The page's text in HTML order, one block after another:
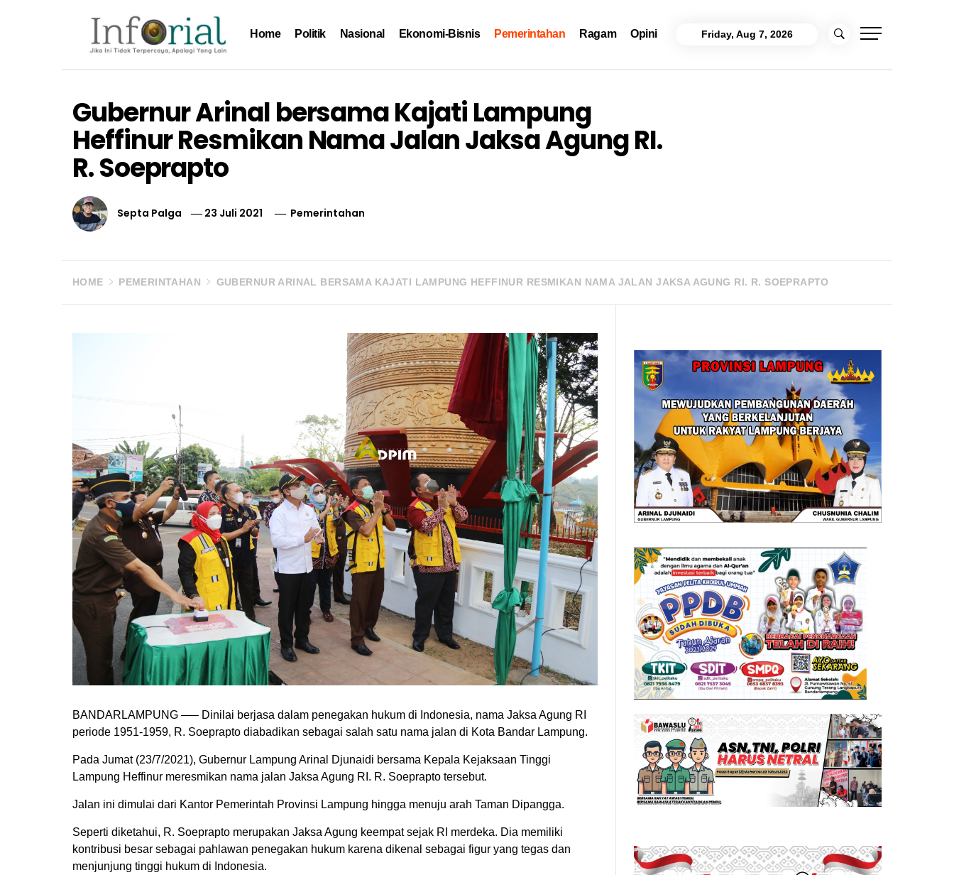
content
Home Politik Nasional Ekonomi-Bisnis Pemerintahan Ragam Opini Friday, Aug 7, 2026
Gubernur Arinal bersama Kajati Lampung
Heffinur Resmikan Nama Jalan Jaksa Agung RI.
R. Soeprapto
Septa Palga 23 Juli 2021 Pemerintahan
HOME PEMERINTAHAN GUBERNUR ARINAL BERSAMA KAJATI LAMPUNG HEFFINUR RESMIKAN NAMA JALAN JAKSA AGUNG RI. R. SOEPRAPTO
BANDARLAMPUNG —– Dinilai berjasa dalam penegakan hukum di Indonesia, nama Jaksa Agung RI
periode 1951-1959, R. Soeprapto diabadikan sebagai salah satu nama jalan di Kota Bandar Lampung.
Pada Jumat (23/7/2021), Gubernur Lampung Arinal Djunaidi bersama Kepala Kejaksaan Tinggi
Lampung Heffinur meresmikan nama jalan Jaksa Agung RI. R. Soeprapto tersebut.
Jalan ini dimulai dari Kantor Pemerintah Provinsi Lampung hingga menuju arah Taman Dipangga.
Seperti diketahui, R. Soeprapto merupakan Jaksa Agung keempat sejak RI merdeka. Dia memiliki
kontribusi besar sebagai pahlawan penegakan hukum karena dikenal sebagai figur yang tegas dan
menjunjung tinggi hukum di Indonesia.